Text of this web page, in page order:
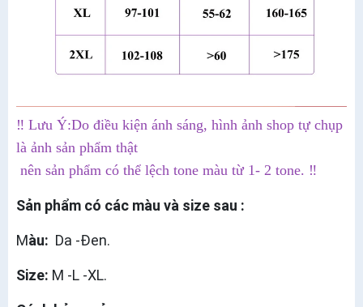
‼️ Lưu Ý:Do điều kiện ánh sáng, hình ảnh shop tự chụp
là ảnh sản phẩm thật
nên sản phẩm có thể lệch tone màu từ 1- 2 tone. ‼️
Sản phẩm có các màu và size sau :
Màu: Da -Đen.
Size: M -L -XL.